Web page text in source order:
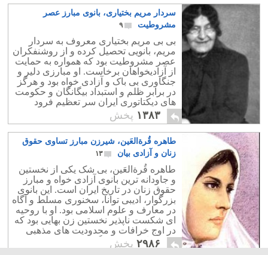
سردار مریم بختیاری، بانوی مبارز عصر
مشروطیت
۹
بی بی مریم بختیاری معروف به سردار
مریم، بانویی تحصیل کرده و از روشنفکران
عصر مشروطیت بود که همواره به حمایت
از آزادیخواهان برخاست. او مبارزی دلیر و
جنگاوری بی باک و آزادی خواه بود و هرگز
در برابر ظلم و استبداد بیگانگان و حکومت
های دیکتاتوری ایران سر تعظیم فرود
نیاورد!.۱۳۸۳ پخش
طاهره قُرةالعَین، شیرزن مبارز تساوی حقوق
زنان و آزادی بیان
۱۳
طاهره قُرةالعَین، بی شک یکی از نخستین
و جاودانه ترین بانوی آزادی خواه و مبارز
حقوق زنان در تاریخ ایران است. این بانوی
بزرگوار، ادیبی توانا، سخنوری مسلط و آگاه
در معارف و علوم اسلامی بود. او با روحیه
ای شکست ناپذیر نخستین زن بهایی بود که
در اوج خرافات و محدودیت های مذهبی
روبنده از صورت برگرفت.
۲۹۸۶ پخش